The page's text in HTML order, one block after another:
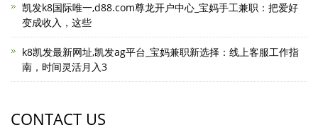
凯发k8国际唯一,d88.com尊龙开户中心_宝妈手工兼职：把爱好
变成收入，这些
k8凯发最新网址,凯发ag平台_宝妈兼职新选择：线上客服工作指
南，时间灵活月入3
CONTACT US